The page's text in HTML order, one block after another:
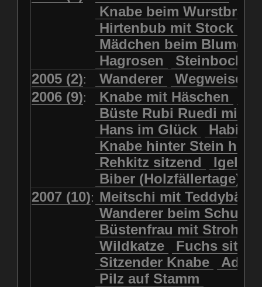
Mädchen beim Blumenpflücken
Mädchen in Regenjacke
Mädchen in Regenjacke und
Mädchen mit Regenmolch
Mädchen mit Schmetterling
Mätti Grossmann-Michel
Meitschi (Rundweg)
Meitschi mit Teddybär
Pilzfraueli Risetenmandli
Sitzender Knabe Tengeler
Wanderer
Wanderer beim Schuhbinden
Wegweiser Wilde Hilde
Wildhüter Wurzelkind
Luchs schreitend
Luchs sitzend Murmeltier
Murmeltiere Rehbockkopf
Rehkitz Rehkitz sitzend
Salamader Schmetterling
Schmetterlinge Schnecke
Schwarznasenschaf
Schwarznasenschaf mit Kalb
Steinbock
Steinbock Steinmarder
Uhu Uhu mit Jungen
Waschbär Wildkatze
Wolf Ziegenkopf
Knabe beim
Hirtenbub mit Stock
Mädchen beim
Hagrosen
Steinbock
2005 (2): Wanderer
Wegweiser
2006 (9): Knabe mit Häschen
Büste Rubi Ruedi mit
Hans im Glück
Knabe hinter Stein
Rehkitz sitzend
Igel
Biber (Holzfällertage)
2007 (10): Meitschi mit Teddybär
Wanderer beim
Büstenfrau mit Strohut
Wildkatze
Fuchs
Sitzender Knabe
Adler
Pilz auf Stamm